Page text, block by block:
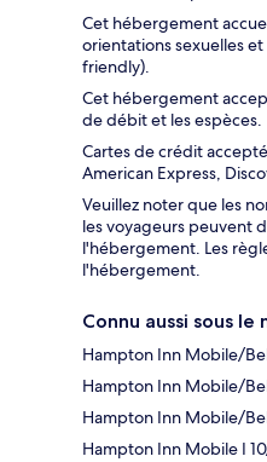
Cet hébergement
orientations sexuelles
friendly).
Cet hébergement
de débit et les espèces.
Cartes de crédit
American Express,
Veuillez noter que les
les voyageurs peuvent
l'hébergement. Les
l'hébergement.
Connu aussi sous le
Hampton Inn Mobile/
Hampton Inn Mobile/
Hampton Inn Mobile/
Hampton Inn Mobile I